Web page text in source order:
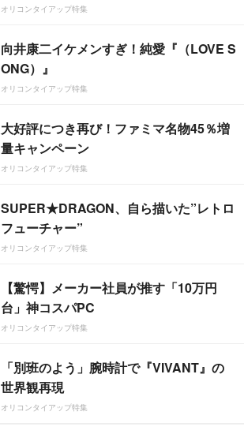
オリコンタイアップ特集
向井康二イケメンすぎ！純愛『（LOVE S
ONG）』
オリコンタイアップ特集
大好評につき再び！ファミマ名物45％増
量キャンペーン
オリコンタイアップ特集
SUPER★DRAGON、自ら描いた”レトロ
フューチャー”
オリコンタイアップ特集
【驚愕】メーカー社員が推す「10万円
台」神コスパPC
オリコンタイアップ特集
「別班のよう」腕時計で『VIVANT』の
世界観再現
オリコンタイアップ特集